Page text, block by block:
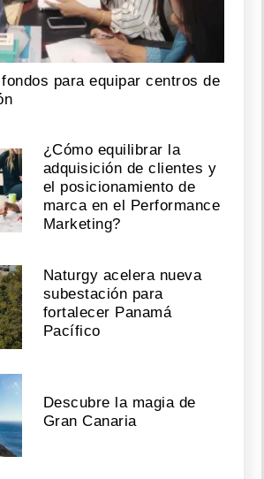
para equipar centros de
¿Cómo equilibrar la
adquisición de clientes y
el posicionamiento de
marca en el Performance
Marketing?
Naturgy acelera nueva
subestación para
fortalecer Panamá
Pacífico
Descubre la magia de
Gran Canaria